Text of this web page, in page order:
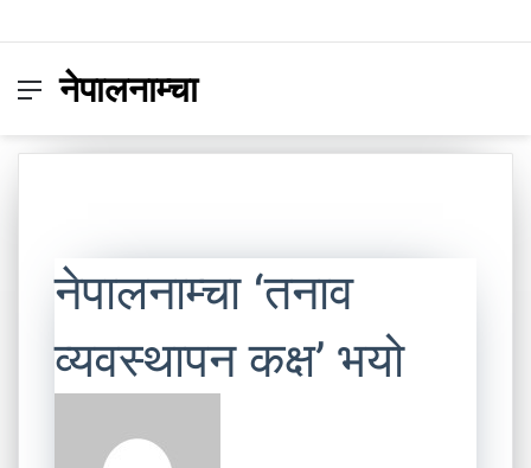
Menu
नेपालनाम्चा
नेपालनाम्चा ‘तनाव
व्यवस्थापन कक्ष’ भयो